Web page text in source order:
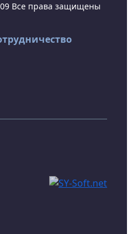
Все права защищены